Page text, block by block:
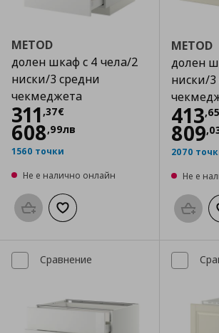
METOD
долен шкаф с 4 чела/2
ниски/3 средни
чекмеджета
311 ,37€
Цена
608,99лв
1560 точки
Не е налично онлайн
Προσθήκη στο καλάθι
Добави към списъка с любими
METOD
долен
ниски/3
413,65
809,
2070
Не е
Сравнение